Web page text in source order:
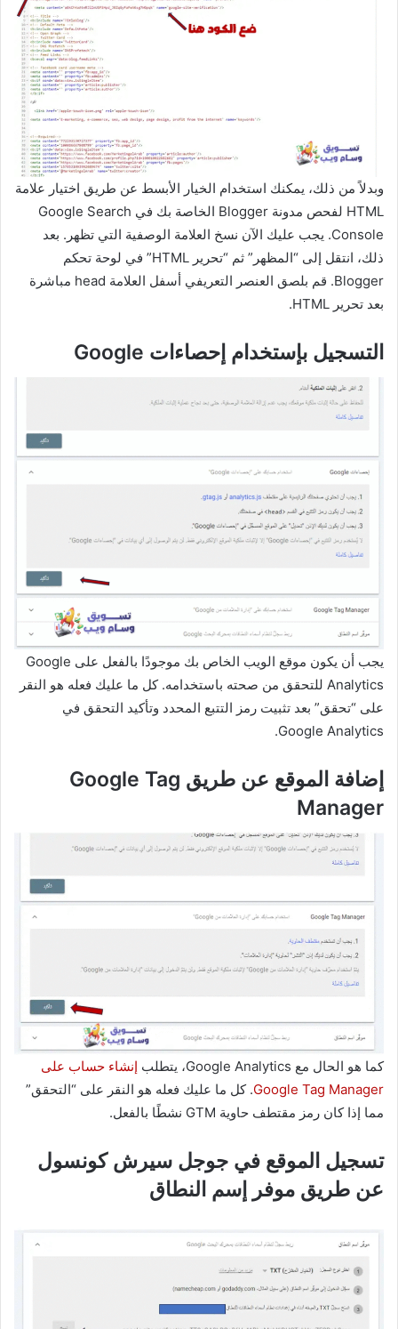
وبدلاً من ذلك، يمكنك استخدام الخيار الأبسط عن طريق اختيار علامة
HTML لفحص مدونة Blogger الخاصة بك في Google Search
Console. يجب عليك الآن نسخ العلامة الوصفية التي تظهر. بعد
ذلك، انتقل إلى “المظهر” ثم “تحرير HTML” في لوحة تحكم
Blogger. قم بلصق العنصر التعريفي أسفل العلامة head مباشرة
بعد تحرير HTML.
التسجيل بإستخدام إحصاءات Google
يجب أن يكون موقع الويب الخاص بك موجودًا بالفعل على Google
Analytics للتحقق من صحته باستخدامه. كل ما عليك فعله هو النقر
على “تحقق” بعد تثبيت رمز التتبع المحدد وتأكيد التحقق في
Google Analytics.
إضافة الموقع عن طريق Google Tag
Manager
كما هو الحال مع Google Analytics، يتطلب
إنشاء حساب على
Google Tag Manager. كل ما عليك فعله هو النقر على “التحقق”
مما إذا كان رمز مقتطف حاوية GTM نشطًا بالفعل.
تسجيل الموقع في جوجل سيرش كونسول
عن طريق موفر إسم النطاق